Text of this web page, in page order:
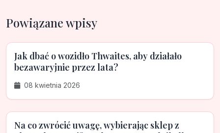
Powiązane wpisy
Jak dbać o wozidło Thwaites, aby działało
bezawaryjnie przez lata?
08 kwietnia 2026
Na co zwrócić uwagę, wybierając sklep z